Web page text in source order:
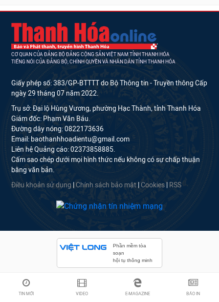
CƠ QUAN CỦA ĐẢNG BỘ ĐẢNG CỘNG SẢN VIỆT NAM TỈNH THANH HÓA
TIẾNG NÓI CỦA ĐẢNG BỘ, CHÍNH QUYỀN VÀ NHÂN DÂN TỈNH THANH HÓA
Giấy phép số: 383/GP-BTTTT do Bộ Thông tin - Truyền thông Cấp
ngày 29 tháng 07 năm 2022.
Trụ sở: Đại lộ Hùng Vương, phường Hạc Thành, tỉnh Thanh Hóa
Giám đốc: Phạm Văn Báu.
Đường dây nóng: 0822173636
Email: baothanhhoadientu@gmail.com
Liên hệ Quảng cáo: 02373858885.
Cấm sao chép dưới mọi hình thức nếu không có sự chấp thuận
bằng văn bản.
Điều khoản sử dụng Chính sách bảo mật Cookies RSS
Phần mềm tòa
soạn
hội tụ thông minh
TIN MỚI VIDEO E-MAGAZINE BÁO IN